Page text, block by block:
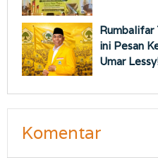
Rumbalifar
ini Pesan
Umar
Komentar